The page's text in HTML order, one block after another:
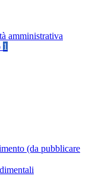
amministrativa
1
(da pubblicare